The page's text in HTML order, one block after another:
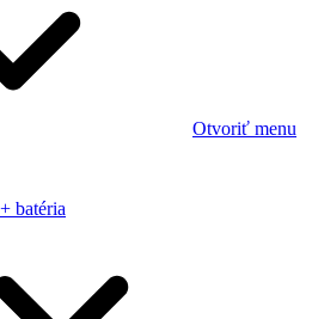
Otvoriť menu
batéria